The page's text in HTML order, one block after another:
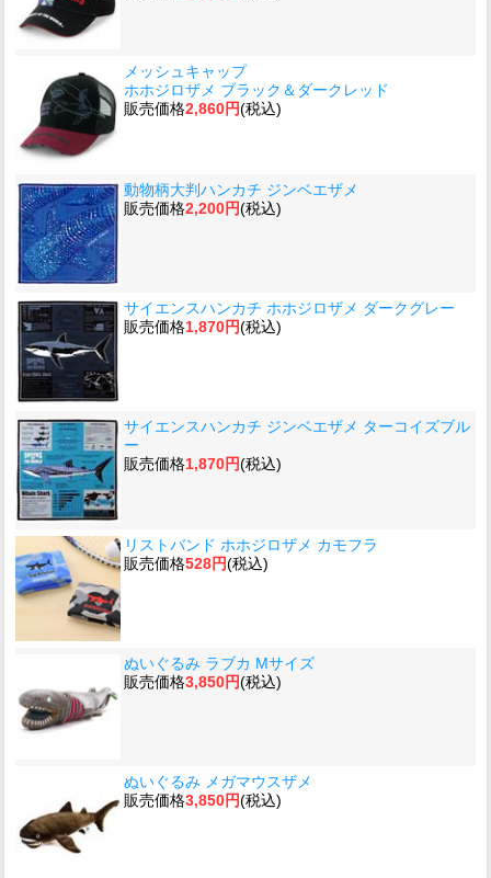
メッシュキャップ
ホホジロザメ ブラック＆ダークレッド
販売価格2,860円(税込)
動物柄大判ハンカチ ジンベエザメ
販売価格2,200円(税込)
サイエンスハンカチ ホホジロザメ ダークグレー
販売価格1,870円(税込)
サイエンスハンカチ ジンベエザメ ターコイズブル
ー
販売価格1,870円(税込)
リストバンド ホホジロザメ カモフラ
販売価格528円(税込)
ぬいぐるみ ラブカ Mサイズ
販売価格3,850円(税込)
ぬいぐるみ メガマウスザメ
販売価格3,850円(税込)